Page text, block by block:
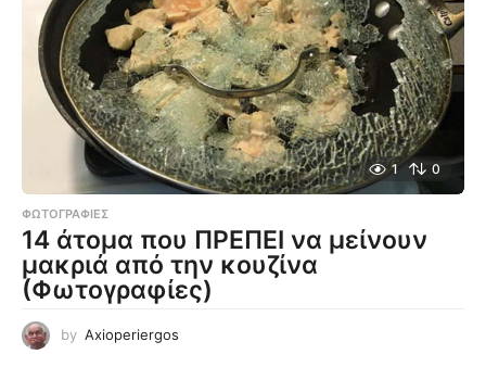
1 0
ΦΩΤΟΓΡΑΦΊΕΣ
14 άτομα που ΠΡΕΠΕΙ να μείνουν
μακριά από την κουζίνα
(Φωτογραφίες)
by Axioperiergos